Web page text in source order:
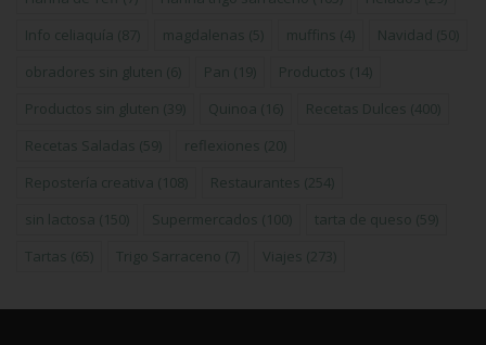
Info celiaquía (87) magdalenas (5) muffins (4) Navidad (50)
obradores sin gluten (6) Pan (19) Productos (14)
Productos sin gluten (39) Quinoa (16) Recetas Dulces (400)
Recetas Saladas (59) reflexiones (20)
Repostería creativa (108) Restaurantes (254)
sin lactosa (150) Supermercados (100) tarta de queso (59)
Tartas (65) Trigo Sarraceno (7) Viajes (273)